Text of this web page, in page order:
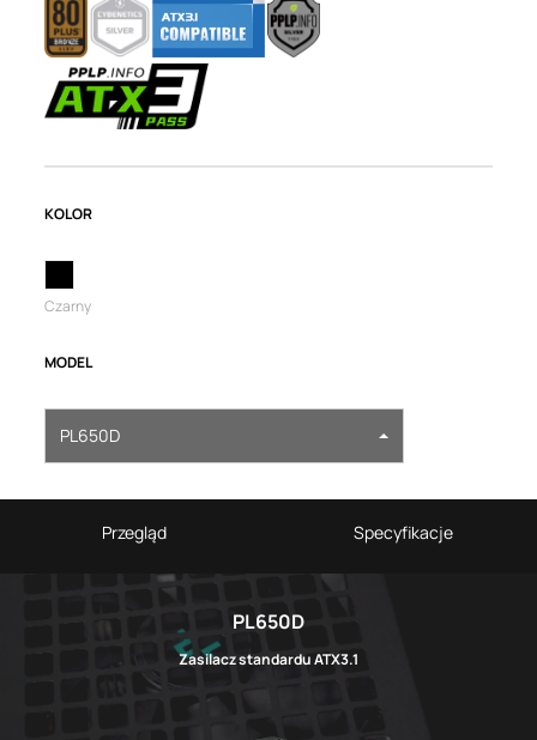
KOLOR
Czarny
MODEL
PL650D
Przegląd Specyfikacje
PL650D
Zasilacz standardu ATX3.1